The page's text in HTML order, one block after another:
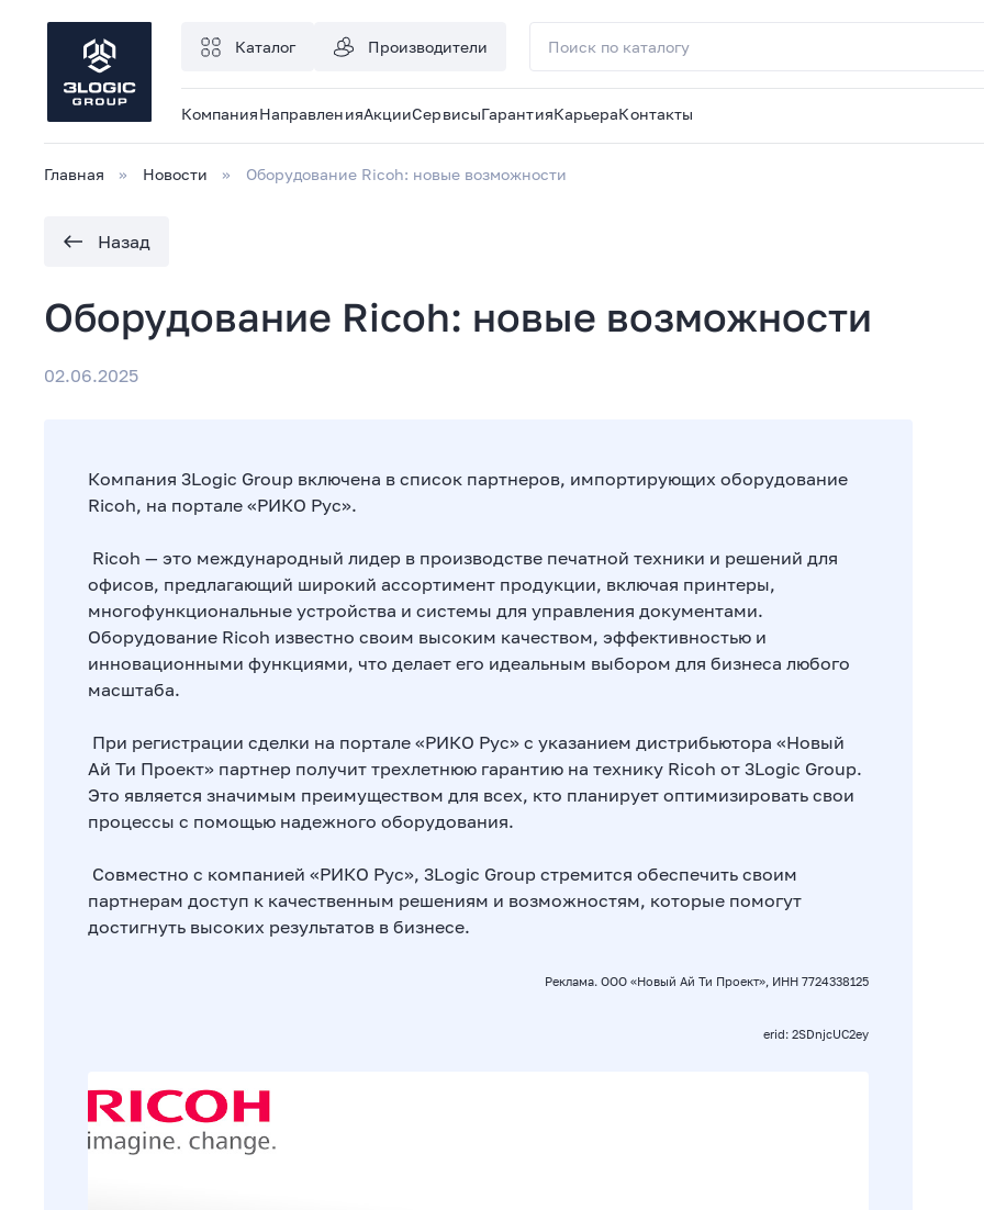
Каталог Производители
КомпанияНаправленияАкцииСервисыГарантияКарьераКонтакты
Главная Новости Оборудование Ricoh: новые возможности
Назад
Оборудование Ricoh: новые возможности
02.06.2025
Компания 3Logic Group включена в список партнеров, импортирующих оборудование
Ricoh, на портале «РИКО Рус».
Ricoh — это международный лидер в производстве печатной техники и решений для
офисов, предлагающий широкий ассортимент продукции, включая принтеры,
многофункциональные устройства и системы для управления документами.
Оборудование Ricoh известно своим высоким качеством, эффективностью и
инновационными функциями, что делает его идеальным выбором для бизнеса любого
масштаба.
При регистрации сделки на портале «РИКО Рус» с указанием дистрибьютора «Новый
Ай Ти Проект» партнер получит трехлетнюю гарантию на технику Ricoh от 3Logic Group.
Это является значимым преимуществом для всех, кто планирует оптимизировать свои
процессы с помощью надежного оборудования.
Совместно с компанией «РИКО Рус», 3Logic Group стремится обеспечить своим
партнерам доступ к качественным решениям и возможностям, которые помогут
достигнуть высоких результатов в бизнесе.
Реклама. ООО «Новый Ай Ти Проект», ИНН 7724338125
erid: 2SDnjcUC2ey